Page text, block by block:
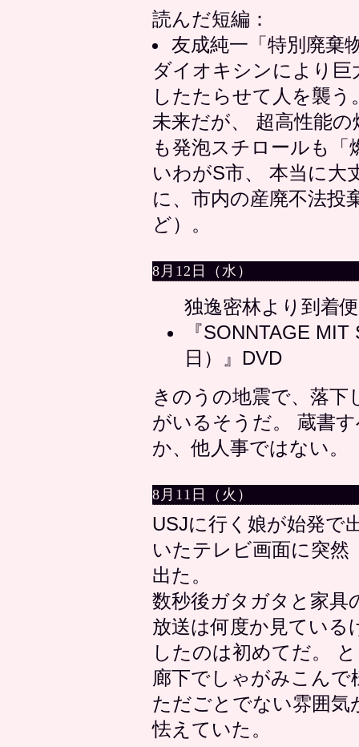
読んだ短編：
友成純一「特別廃棄
ダイオキシンにより巨
したたらせて人を襲
未来だが、 超高性能
も発泡スチロールも
いわがS市、 本当に大
に、市内の産廃不法投
ど）。
8月12日（水）
独逸密林より到着
『SONNTAGE
日）』DVD
きのうの地震で、落下
がいるそうだ。 蔵書
か、他人事ではない。
8月11日（火）
USJに行く娘が始発で
いたテレビ画面に突然
出た。
数秒後ガタガタと家具
放送は何度か見ている
したのは初めてだ。
廊下でしゃがみこん
ただごとでない雰囲気
怯えていた。